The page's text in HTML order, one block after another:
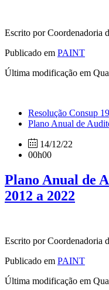
Escrito por Coordenadoria
Publicado em PAINT
Última modificação em
Resolução Consup
Plano Anual de
14/12/22
00h00
Plano Anual de
2012 a 2022
Escrito por Coordenadoria
Publicado em PAINT
Última modificação em